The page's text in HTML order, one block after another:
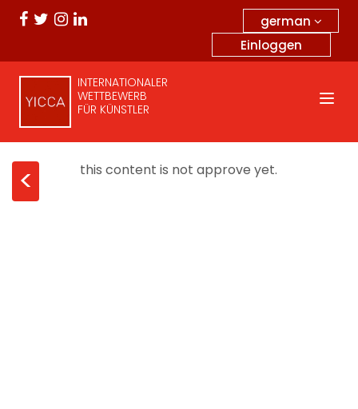
german
Einloggen
INTERNATIONALER
WETTBEWERB
FÜR KÜNSTLER
< this content is not approve yet.